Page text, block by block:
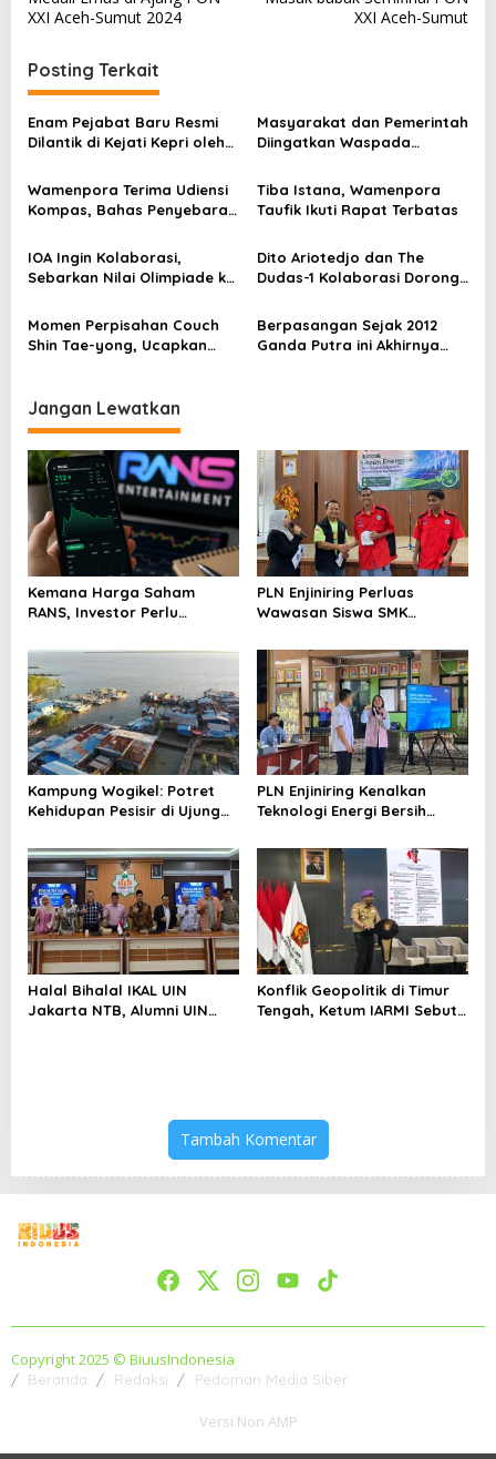
i
g
a
s
i
p
o
s
XXI Aceh-Sumut 2024
XXI Aceh-Sumut
Posting Terkait
Enam Pejabat Baru Resmi
Dilantik di Kejati Kepri oleh
Masyarakat dan Pemerintah
Diingatkan Waspada
Ruang Digital
Wamenpora Terima Udiensi
Kompas, Bahas Penyebaran
Tiba Istana, Wamenpora
Taufik Ikuti Rapat Terbatas
IOA Ingin Kolaborasi,
Sebarkan Nilai Olimpiade ke
Dito Ariotedjo dan The
Dudas-1 Kolaborasi Dorong
Momen Perpisahan Couch
Shin Tae-yong, Ucapkan
Berpasangan Sejak 2012
Ganda Putra ini Akhirnya
Jangan Lewatkan
Kemana Harga Saham
RANS, Investor Perlu
Menghindari Spekulasi
Berlebihan
PLN Enjiniring Perluas
Wawasan Siswa SMK
Perubahan Iklim
Kampung Wogikel: Potret
Kehidupan Pesisir di Ujung
Bertahan di Tengah
Keterbatasan
PLN Enjiniring Kenalkan
Teknologi Energi Bersih
Halal Bihalal IKAL UIN
Jakarta NTB, Alumni UIN
Konflik Geopolitik di Timur
Tengah, Ketum IARMI Sebut
Tambah Komentar
Copyright 2025 © BiuusIndonesia
Beranda Redaksi Pedoman Media Siber
Versi Non AMP